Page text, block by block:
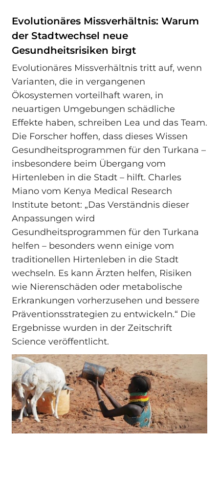
Evolutionäres Missverhältnis: Warum
der Stadtwechsel neue
Gesundheitsrisiken birgt
Evolutionäres Missverhältnis tritt auf, wenn
Varianten, die in vergangenen
Ökosystemen vorteilhaft waren, in
neuartigen Umgebungen schädliche
Effekte haben, schreiben Lea und das Team.
Die Forscher hoffen, dass dieses Wissen
Gesundheitsprogrammen für den Turkana –
insbesondere beim Übergang vom
Hirtenleben in die Stadt – hilft. Charles
Miano vom Kenya Medical Research
Institute betont: „Das Verständnis dieser
Anpassungen wird
Gesundheitsprogrammen für den Turkana
helfen – besonders wenn einige vom
traditionellen Hirtenleben in die Stadt
wechseln. Es kann Ärzten helfen, Risiken
wie Nierenschäden oder metabolische
Erkrankungen vorherzusehen und bessere
Präventionsstrategien zu entwickeln.“ Die
Ergebnisse wurden in der Zeitschrift
Science veröffentlicht.